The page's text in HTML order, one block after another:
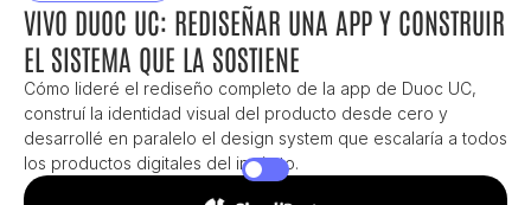
VIVO DUOC UC: REDISEÑAR UNA APP Y CONSTRUIR
EL SISTEMA QUE LA SOSTIENE
Cómo lideré el rediseño completo de la app de Duoc UC,
construí la identidad visual del producto desde cero y
desarrollé en paralelo el design system que escalaría a todos
los productos digitales del instituto.